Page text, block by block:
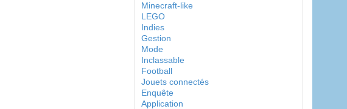
Minecraft-like
LEGO
Indies
Gestion
Mode
Inclassable
Football
Jouets connectés
Enquête
Application